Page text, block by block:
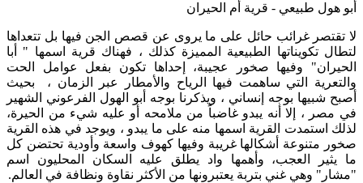
أبو هول طبيعي - قرية أم الحيران
لا تقتصر غرائب حائل على ما يروى عن قصص الجن فيها بل تتعداها
لتطال تكويناتها الطبيعية المميزة كذلك ، فهناك قرية اسمها " أبا
الحيران" وفيها صخور عجيبة، إحداها تكون بفعل عوامل الحت
والتعرية التي ساهمت فيها الرياح والأمطار عبر الزمان ، بحيث
أصبح شبيها بوجه إنساني ، ويذكرنا بوجه أبو الهول الفرعوني الشهير
في مصر ، إلا أنه يبدو غاضباً من ملامحه أو عليه شيء من الحيرة،
لذلك استمدت القرية اسمها منه على ما يبدو ، ويوجد في هذه القرية
صخور متنوعة أشكالها غريبة وفيها كهوف واسعة وأودية تحتضن كل
ما يثير العجب، وأهمها واد يطلق عليه السكان المحليون اسم
"مشار" وهي غني بتربة يعتبرونها من الأكثر نقاوة ونظافة في العالم.